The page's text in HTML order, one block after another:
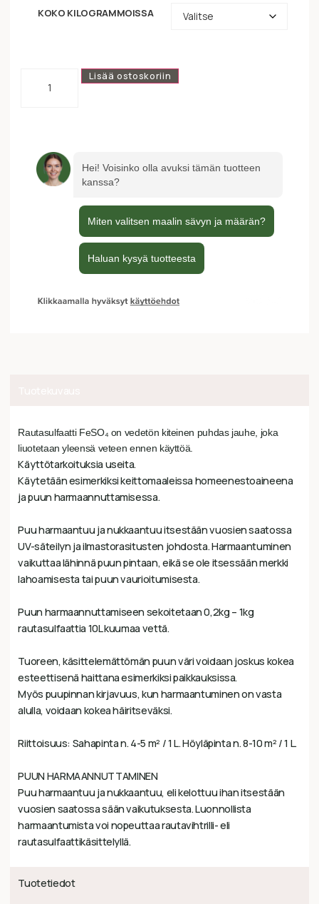
KOKO KILOGRAMMOISSA
Lisää ostoskoriin
Rautasulfaatti FeSO₄ on vedetön kiteinen puhdas jauhe, joka
liuotetaan yleensä veteen ennen käyttöä.
Käyttötarkoituksia useita.
Käytetään esimerkiksi keittomaaleissa homeenestoaineena
ja puun harmaannuttamisessa.
Puu harmaantuu ja nukkaantuu itsestään vuosien saatossa
UV-säteilyn ja ilmastorasitusten johdosta. Harmaantuminen
vaikuttaa lähinnä puun pintaan, eikä se ole itsessään merkki
lahoamisesta tai puun vaurioitumisesta.
Puun harmaannuttamiseen sekoitetaan 0,2kg – 1kg
rautasulfaattia 10L kuumaa vettä.
Tuoreen, käsittelemättömän puun väri voidaan joskus kokea
esteettisenä haittana esimerkiksi paikkauksissa.
Myös puupinnan kirjavuus, kun harmaantuminen on vasta
alulla, voidaan kokea häiritseväksi.
Riittoisuus: Sahapinta n. 4-5 m² / 1 L. Höyläpinta n. 8-10 m² / 1 L.
PUUN HARMAANNUTTAMINEN
Puu harmaantuu ja nukkaantuu, eli kelottuu ihan itsestään
vuosien saatossa sään vaikutuksesta. Luonnollista
harmaantumista voi nopeuttaa rautavihtrilli- eli
rautasulfaattikäsittelyllä.
Tuotetiedot